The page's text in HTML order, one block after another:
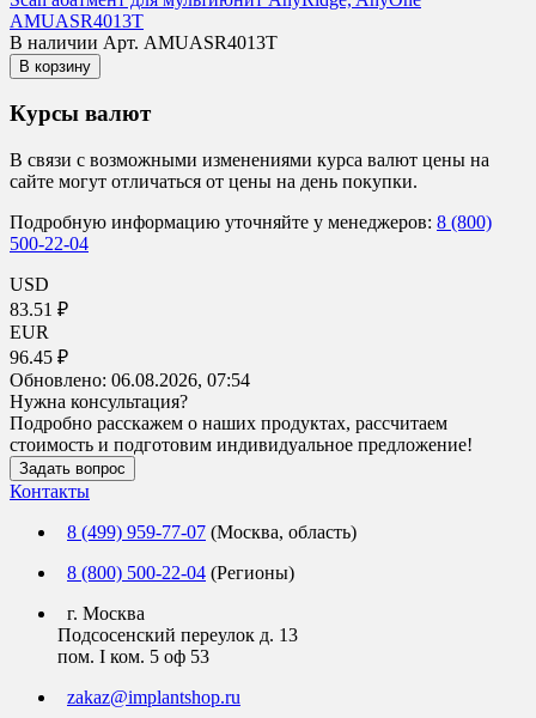
AMUASR4013T
В наличии Арт. AMUASR4013T
В корзину
Курсы валют
В связи с возможными изменениями курса валют цены на
сайте могут отличаться от цены на день покупки.
Подробную информацию уточняйте у менеджеров: 8 (800)
500-22-04
USD
83.51 ₽
EUR
96.45 ₽
Обновлено: 06.08.2026, 07:54
Нужна консультация?
Подробно расскажем о наших продуктах, рассчитаем
стоимость и подготовим индивидуальное предложение!
Задать вопрос
Контакты
8 (499) 959-77-07 (Москва, область)
8 (800) 500-22-04 (Регионы)
г. Москва
Подсосенский переулок д. 13
пом. I ком. 5 оф 53
zakaz@implantshop.ru